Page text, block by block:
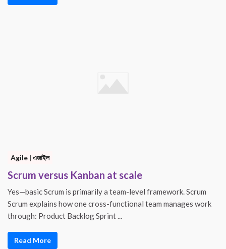
Agile | এজাইল
Scrum versus Kanban at scale
Yes—basic Scrum is primarily a team-level framework. Scrum
Scrum explains how one cross-functional team manages work
through: Product Backlog Sprint ...
Read More